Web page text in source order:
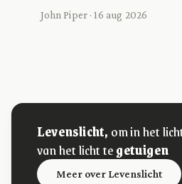
John Piper · 16 aug 2026
Levenslicht, om in het
van het licht tegetuigen
Meer over Levenslicht